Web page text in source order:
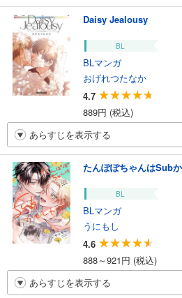
Daisy Jealousy
BL
BLマンガ
おげれつたなか
4.7
889円 (税込)
あらすじを表示する
たんぽぽちゃんはSub
BL
BLマンガ
うにもし
4.6
888～921円 (税込)
あらすじを表示する